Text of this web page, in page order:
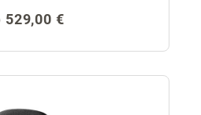
Preis:
529,00 €